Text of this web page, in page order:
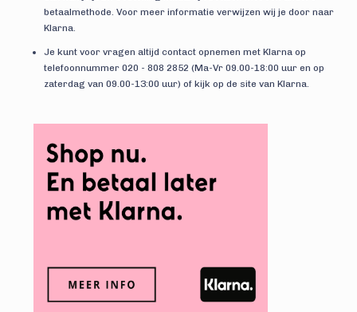
betaalmethode. Voor meer informatie verwijzen wij je door naar
Klarna.
Je kunt voor vragen altijd contact opnemen met Klarna op
telefoonnummer 020 - 808 2852 (Ma-Vr 09.00-18:00 uur en op
zaterdag van 09.00-13:00 uur) of kijk op de site van Klarna.